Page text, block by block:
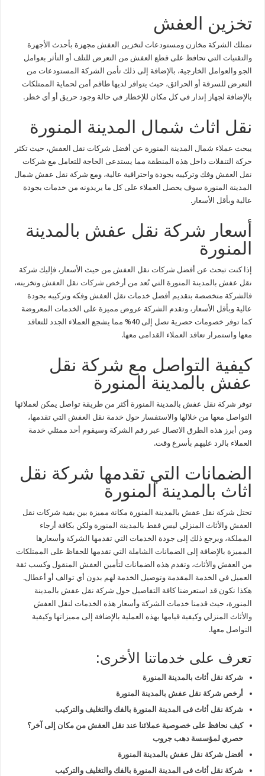
تخزين العفش
تمتلك الشركة مخازن ومستودعات لتخزين العفش مجهزة بأحدث الأجهزة
والتقنيات التي تحافظ على قطع العفش من التعرض للتلف أو التأثر بعوامل
الجو والعوامل الخارجية، بالإضافة إلى ذلك تأمن الشركة المستودعات من
التعرض للسرقة أو الحرائق، حيث يتوافر لديها طاقم أمن لحماية الممتلكات
بالإضافة لجهاز إنذار في كل مكان للإخطار في حالة وجود حريق أو أي خطر.
نقل اثاث شمال المدينة المنورة
يبحث عملاء شمال المدينة المنورة عن أفضل شركات نقل العفش، حيث تكثر
حركة التنقلات داخل هذه المنطقة مما يستدعى الحاجة للتعامل مع شركات
نقل العفش وفك وتركيبه بجودة واحترافية عالية، ومع شركة نقل عفش شمال
المدينة المنورة سوف يحصل العملاء على كل ما يريدونه من خدمات بجودة
عالية وبأقل الأسعار.
أسعار شركة نقل عفش بالمدينة
المنورة
إذا كنت تبحث عن أفضل شركات نقل العفش من حيث الأسعار، فإليك شركة
نقل عفش بالمدينة المنورة التي تُعد من أرخص شركات نقل العفش وتخزينه،
فالشركة متخصصة بتقديم أفضل خدمات نقل العفش وفكه وتركيبه بجودة
عالية وبأقل الأسعار، وتقدم الشركة عروض مميزة على الخدمات المعروضة
كما توفر خصومات حصرية تصل إلى 40% مما يشجع العملاء الجدد للتعاقد
معها واستمرار تعاقد العملاء القدامى معها.
كيفية التواصل مع شركة نقل
عفش بالمدينة المنورة
توفر شركة نقل عفش بالمدينة المنورة أكثر من طريقة تواصل يمكن لعملائها
التواصل معها من خلالها والاستفسار حول خدمة نقل العفش التي تقدمها،
ومن أبرز هذه الطرق الاتصال عبر رقم الشركة وسيقوم أحد ممثلي خدمة
العملاء بالرد عليهم بأسرع وقت.
الضمانات التي تقدمها شركة نقل
اثاث بالمدينة المنورة
تحتل شركة نقل عفش بالمدينة المنورة مكانة مميزة بين بقية شركات نقل
العفش والأثاث المنزلي ليس فقط بالمدينة المنورة ولكن بكافة أرجاء
المملكة، ويرجع ذلك إلى جودة الخدمات التي تقدمها الشركة وأسعارها
المميزة بالإضافة إلى الضمانات الشاملة التي تقدمها للحفاظ على الممتلكات
من العفش والأثاث، وتقدم هذه الضمانات لتأمين العفش المنقول وكسب ثقة
العميل في الخدمة المقدمة وتوصيل الخدمة لهم بدون أي توالف أو أعطال.
هكذا نكون قد استعرضنا كافة التفاصيل حول شركة نقل عفش بالمدينة
المنورة، حيث قدمنا خدمات الشركة وأسعار هذه الخدمات لنقل العفش
والأثاث المنزلي وكيفية قيامها بهذه العملية بالإضافة إلى مميزاتها وكيفية
التواصل معها.
تعرف على خدماتنا الأخرى:
شركة نقل أثاث بالمدينة المنورة
أرخص شركة نقل عفش بالمدينة المنورة
شركة نقل أثاث فى المدينة المنورة بالفك والتغليف والتركيب
كيف نحافظ على خصوصية عملائنا عند نقل العفش من مكان إلى آخر؟
حصري لمؤسسة دهب جروب
أفضل شركة نقل عفش بالمدينة المنورة
شركة نقل أثاث فى المدينة المنورة بالفك والتغليف والتركيب